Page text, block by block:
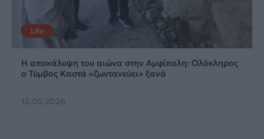
Life
Η αποκάλυψη του αιώνα στην Αμφίπολη: Ολόκληρος
ο Τύμβος Καστά «ζωντανεύει» ξανά
12.05.2026